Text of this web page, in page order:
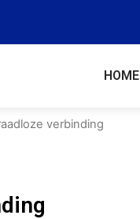
HOME
verbinding